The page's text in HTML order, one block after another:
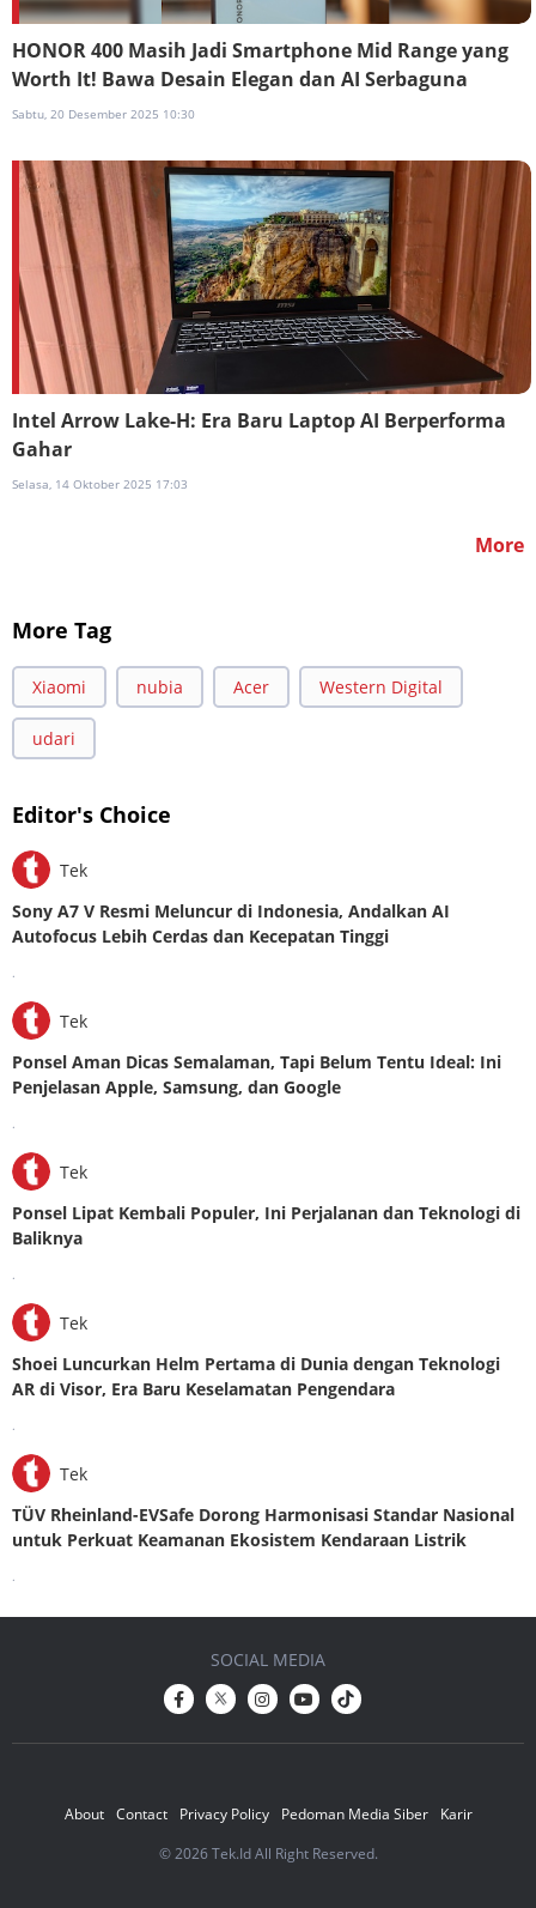
HONOR 400 Masih Jadi Smartphone Mid Range yang
Worth It! Bawa Desain Elegan dan AI Serbaguna
Sabtu, 20 Desember 2025 10:30
Intel Arrow Lake-H: Era Baru Laptop AI Berperforma
Gahar
Selasa, 14 Oktober 2025 17:03
More
More Tag
Xiaomi nubia Acer Western Digital
udari
Editor's Choice
Tek
Sony A7 V Resmi Meluncur di Indonesia, Andalkan AI
Autofocus Lebih Cerdas dan Kecepatan Tinggi
.
Tek
Ponsel Aman Dicas Semalaman, Tapi Belum Tentu Ideal: Ini
Penjelasan Apple, Samsung, dan Google
.
Tek
Ponsel Lipat Kembali Populer, Ini Perjalanan dan Teknologi di
Baliknya
.
Tek
Shoei Luncurkan Helm Pertama di Dunia dengan Teknologi
AR di Visor, Era Baru Keselamatan Pengendara
.
Tek
TÜV Rheinland-EVSafe Dorong Harmonisasi Standar Nasional
untuk Perkuat Keamanan Ekosistem Kendaraan Listrik
.
About Contact Privacy Policy Pedoman Media Siber
Karir
© 2026 Tek.Id All Right Reserved.
SOCIAL MEDIA